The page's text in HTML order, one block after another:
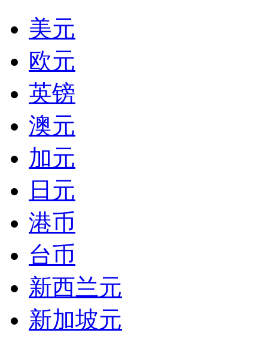
美元
欧元
英镑
澳元
加元
日元
港币
台币
新西兰元
新加坡元